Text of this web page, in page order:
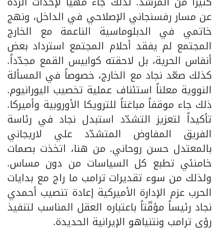
عن مسار رفسنجاني الإصلاحي في الداخل، ونهج
خاتمي في الدبلوماسية الناعمة مع الخارج
المجتمع لم يفقد أحلام المجتمع استرداد بعض
أنفاس الحرية، بل لاحقته كوابيس القمع مجدّداً.
كذلك صعّد نجاد مع الخارج، خصوصاً في المسألة
النووية معلناً استئناف عملية تخصيب اليورانيوم.
ذلك جاء موقفاً مباغتاً للترويكا الأوروبية وأميركا.
تأكيداً لتعزيز التشدّد استبدل نجاد في رئاسة
الفريق المفاوض المتشدّد علي لاريجاني
بالمعتدل حسن روحاني. من هنا، اتخذت بصمات
خامنئي تطبع كل السياسات من دون مساس.
ولذلك من سوء تقديرات ترامب ما راج مع بدايات
الحرب عزم الإدارة الأميركية إعادة تنصيب أحمدي
نجاد رئيساً مؤقّتاً باعتباره العقل المناسب لتنفيذ
رؤى ترامب ونتنياهو الإيرانية الحديدة.